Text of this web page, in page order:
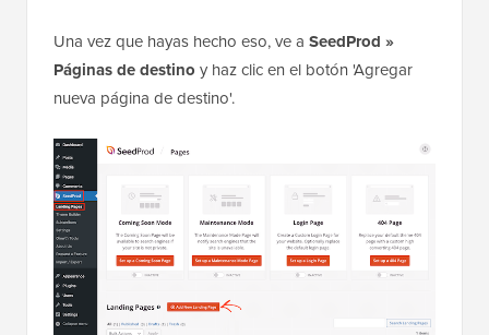
Una vez que hayas hecho eso, ve a SeedProd »
Páginas de destino y haz clic en el botón 'Agregar
nueva página de destino'.